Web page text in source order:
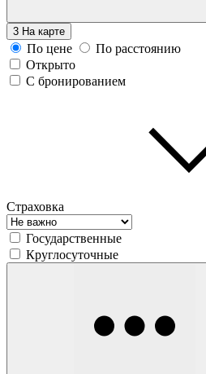
3 На карте
По цене
По расстоянию
Открыто
С бронированием
Страховка
Государственные
Круглосуточные